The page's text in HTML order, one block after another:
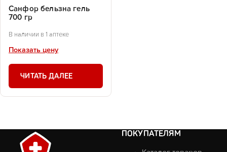
Санфор бельзна гель
700 гр
В наличии в 1 аптеке
Показать цену
ЧИТАТЬ ДАЛЕЕ
ПОКУПАТЕЛЯМ